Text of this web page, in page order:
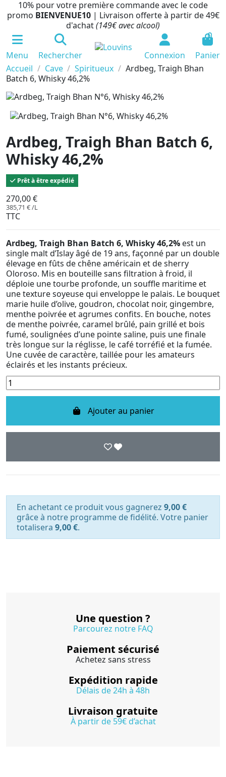
10% pour votre première commande avec le code
promo BIENVENUE10 | Livraison offerte à partir de 49€
d'achat(149€ avec alcool)
Menu Rechercher Connexion
0
Panier
Accueil
Cave Spiritueux
Ardbeg, Traigh Bhan
Batch 6, Whisky 46,2%
Ardbeg, Traigh Bhan Batch 6,
Whisky 46,2%
Prêt à être expédié
270,00 €
385,71 € /L
TTC
Ardbeg, Traigh Bhan Batch 6, Whisky 46,2% est un
single malt d’Islay âgé de 19 ans, façonné par un double
élevage en fûts de chêne américain et de sherry
Oloroso. Mis en bouteille sans filtration à froid, il
déploie une tourbe profonde, un souffle maritime et
une texture soyeuse qui enveloppe le palais. Le bouquet
marie huile d’olive, goudron, chocolat noir, gingembre,
menthe poivrée et agrumes confits. En bouche, notes
de menthe poivrée, caramel brûlé, pain grillé et bois
fumé, soulignées d’une pointe saline, puis une finale
très longue sur la réglisse, le café torréfié et la fumée.
Une cuvée de caractère, taillée pour les amateurs
éclairés et les instants précieux.
Ajouter au panier
En achetant ce produit vous gagnerez 9,00 €
grâce à notre programme de fidélité. Votre panier
totalisera 9,00 €.
Une question ?
Parcourez notre FAQ
Paiement sécurisé
Achetez sans stress
Expédition rapide
Délais de 24h à 48h
Livraison gratuite
À partir de 59€ d’achat